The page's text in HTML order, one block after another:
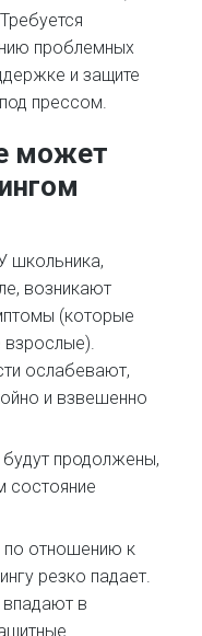
проблемных
и защите
прессом.
может
школьника,
возникают
(которые
взрослые).
ослабевают,
и взвешенно
будут продолжены,
состояние
отношению к
резко падает.
в